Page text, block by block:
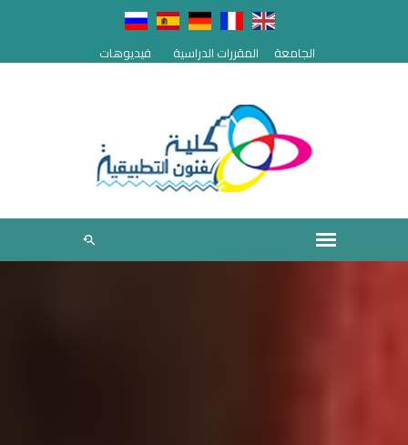
الجامعة المقررات الدراسية فيديوهات